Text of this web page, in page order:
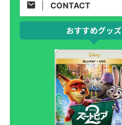
CONTACT
おすすめグッズ